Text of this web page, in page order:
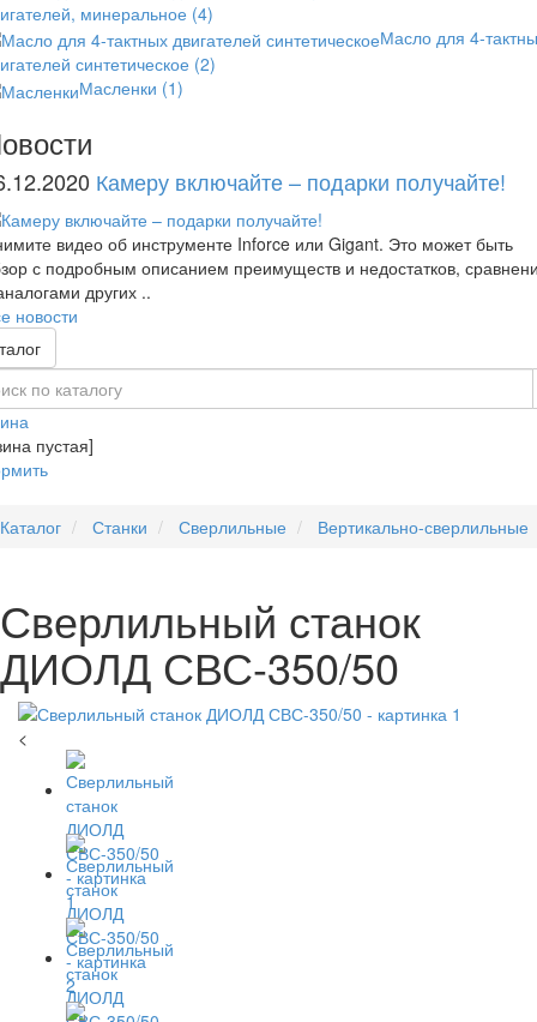
минеральное (4)
Масло для 4-
синтетическое (2)
Масленки (1)
Камеру включайте – подарки получайте!
видео об инструменте Inforce или Gigant. Это может быть
с подробным описанием преимуществ и недостатков,
других ..
новости
пустая]
Каталог Станки Сверлильные Вертикально-сверлильные
Сверлильный станок
ДИОЛД СВС-350/50
<